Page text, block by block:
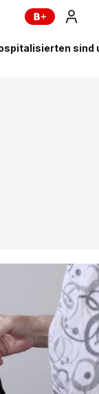
sind